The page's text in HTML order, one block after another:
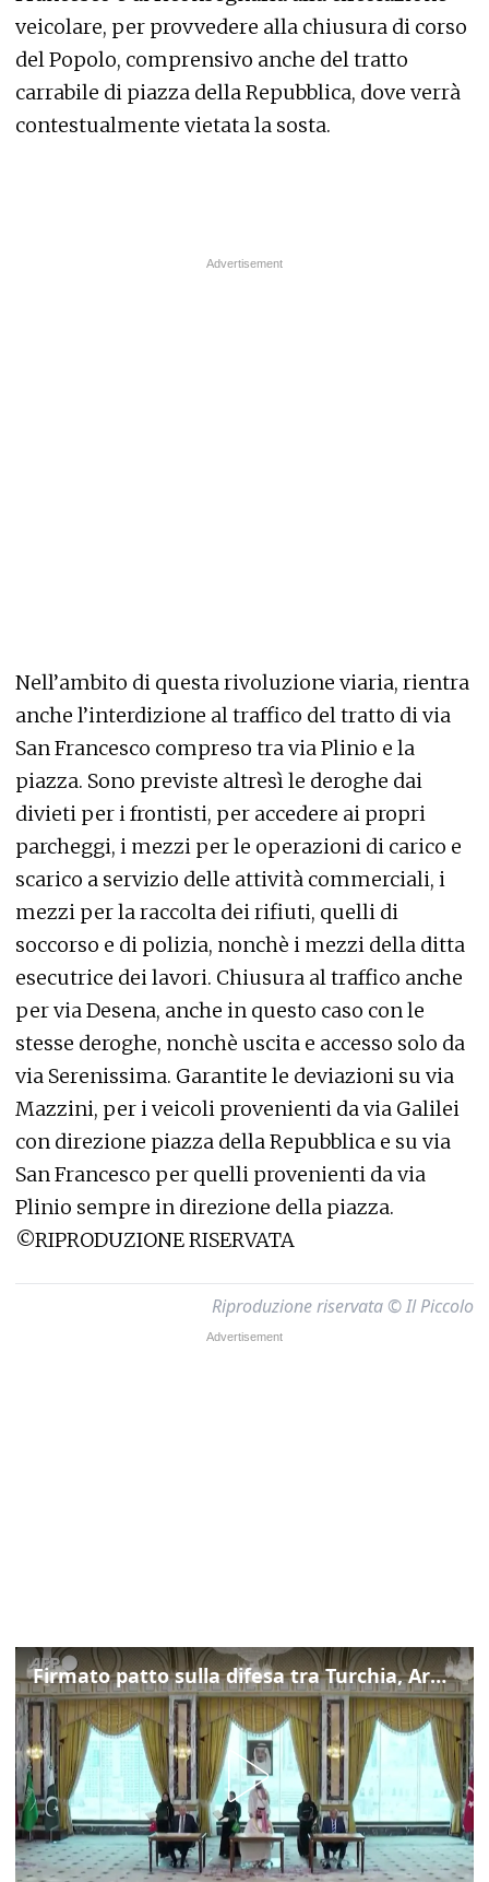
veicolare, per provvedere alla chiusura di corso
del Popolo, comprensivo anche del tratto
carrabile di piazza della Repubblica, dove verrà
contestualmente vietata la sosta.
Nell’ambito di questa rivoluzione viaria, rientra
anche l’interdizione al traffico del tratto di via
San Francesco compreso tra via Plinio e la
piazza. Sono previste altresì le deroghe dai
divieti per i frontisti, per accedere ai propri
parcheggi, i mezzi per le operazioni di carico e
scarico a servizio delle attività commerciali, i
mezzi per la raccolta dei rifiuti, quelli di
soccorso e di polizia, nonchè i mezzi della ditta
esecutrice dei lavori. Chiusura al traffico anche
per via Desena, anche in questo caso con le
stesse deroghe, nonchè uscita e accesso solo da
via Serenissima. Garantite le deviazioni su via
Mazzini, per i veicoli provenienti da via Galilei
con direzione piazza della Repubblica e su via
San Francesco per quelli provenienti da via
Plinio sempre in direzione della piazza.
©RIPRODUZIONE RISERVATA
Riproduzione riservata © Il Piccolo
Firmato patto sulla difesa tra Turchia, Arabia Saudita e Pakistan